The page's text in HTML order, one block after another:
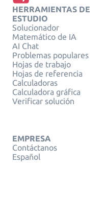
HERRAMIENTAS DE
ESTUDIO
Solucionador
Matemático de IA
AI Chat
Problemas populares
Hojas de trabajo
Hojas de referencia
Calculadoras
Calculadora gráfica
Verificar solución
EMPRESA
Contáctanos
Español